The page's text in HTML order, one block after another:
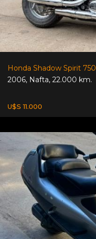
Honda Shadow Spirit 750
2006, Nafta, 22.000 km.
U$S 11.000